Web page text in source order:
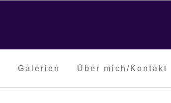
Galerien Über mich/Kontakt